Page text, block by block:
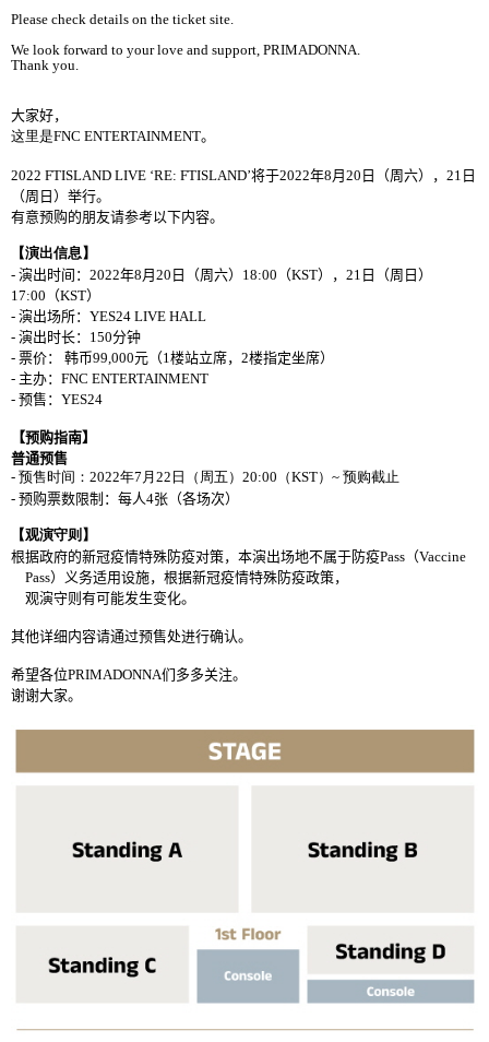
Please check details on the ticket site.
We look forward to your love and support, PRIMADONNA.
Thank you.
大家好，
这里是FNC ENTERTAINMENT。
2022 FTISLAND LIVE ‘RE: FTISLAND’将于2022年8 月20 日（周六）， 21 日
（周日） 举行。
有意预购的朋友请参考以下内容。
【演出信息】
- 演出时间 ： 2022年8 月20 日（周六） 18:00 （KST）， 21 日（周日）
17:00 （KST）
- 演出场所： YES24 LIVE HALL
- 演出时长： 150分钟
- 票价： 韩币99,000元（1 楼站立席， 2楼指定坐席）
- 主办： FNC ENTERTAINMENT
- 预售： YES24
【预购指南】
普通预售
- 预售时间： 2022年7 月22 日（周五） 20:00 （KST） ~ 预购截止
- 预购票数限制：每人4张 （各场次）
【观演守则 】
根据政府的新冠疫情特殊防疫对策，本演出场地不属于防疫Pass （Vaccine
Pass） 义务适用设施，根据新冠疫情特殊防疫政策，
观演守则有可能发生变化。
其他详细内容请通过预售处进行确认。
希望各位PRIMADONNA们多多关注。
谢谢大家。